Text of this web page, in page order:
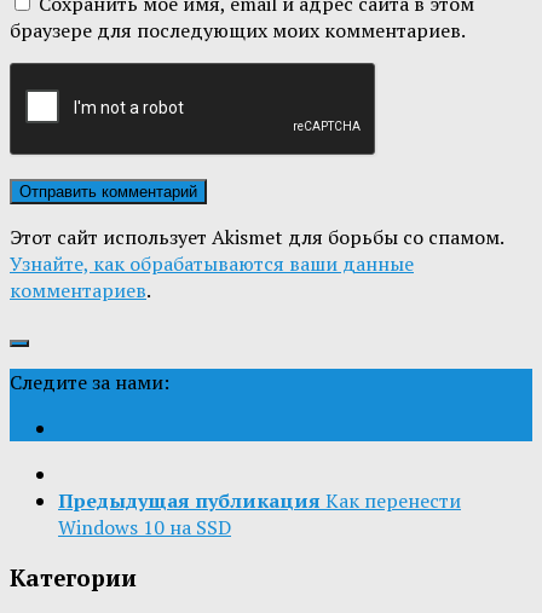
браузере для последующих моих комментариев.
Этот сайт использует Akismet для борьбы со спамом.
Узнайте, как обрабатываются ваши данные
комментариев.
Следите за нами:
Предыдущая публикация Как перенести
Windows 10 на SSD
Категории